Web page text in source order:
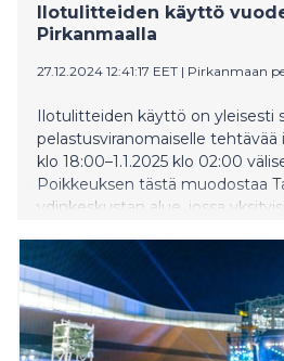
Ilotulitteiden käyttö
Pirkanmaalla
27.12.2024 12:41:17 EET | Pirkanmaan
Ilotulitteiden käyttö on yleisesti
pelastusviranomaiselle tehtävää
klo 18:00–1.1.2025 klo 02:00
Poikkeuksen tästä muodostaa
ydinkeskustan alue, jossa
yleisen turvallisuuden
liitteenä).